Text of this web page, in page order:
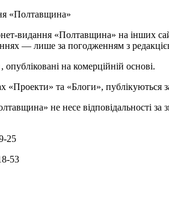
«Полтавщина»
видання «Полтавщина» на інших
— лише за погодженням з
, опубліковані на комерційній основі.
«Проекти» та «Блоги», публікуються
не несе відповідальності
25
53